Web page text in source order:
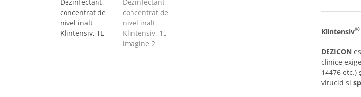
Klintensiv®
DEZICON
clinice
14476
virucid si